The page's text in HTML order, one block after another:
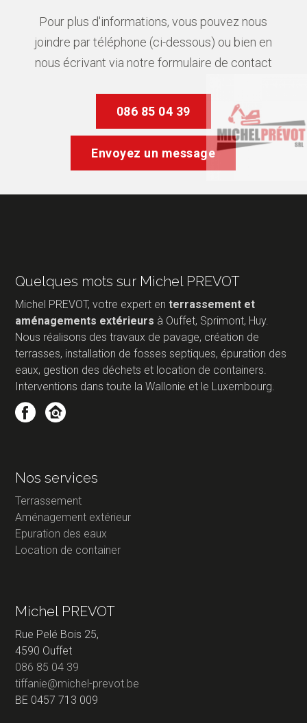
Pour plus d'informations, vous pouvez nous
joindre par téléphone (ci-dessous) ou bien en
nous écrivant via notre formulaire de contact
086 85 04 39
Envoyez un message
Quelques mots sur Michel PREVOT
Michel PREVOT, votre expert enterrassement et
aménagements extérieurs à Ouffet, Sprimont, Huy.
Nous réalisons des travaux de pavage, création de
terrasses, installation de fosses septiques, épuration des
eaux, gestion des déchets et location de containers.
Interventions dans toute la Wallonie et le Luxembourg.
Nos services
Terrassement
Aménagement extérieur
Epuration des eaux
Location de container
Michel PREVOT
Rue Pelé Bois 25,
4590 Ouffet
086 85 04 39
tiffanie@michel-prevot.be
BE 0457 713 009